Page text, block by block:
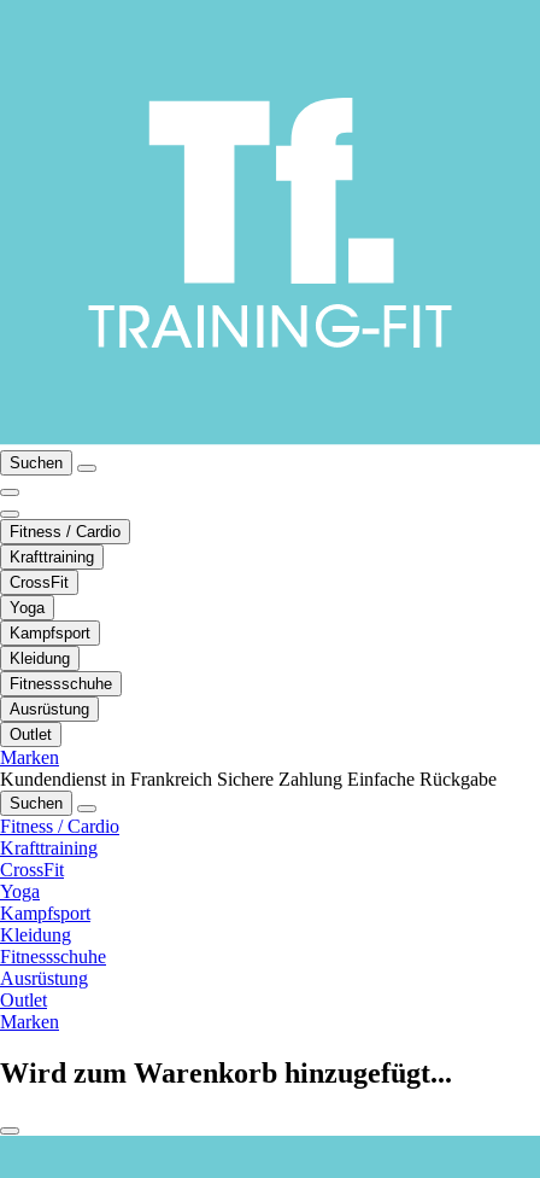
Suchen
Fitness / Cardio
Krafttraining
CrossFit
Yoga
Kampfsport
Kleidung
Fitnessschuhe
Ausrüstung
Outlet
Marken
Kundendienst in Frankreich Sichere Zahlung Einfache Rückgabe
Suchen
Fitness / Cardio
Krafttraining
CrossFit
Yoga
Kampfsport
Kleidung
Fitnessschuhe
Ausrüstung
Outlet
Marken
Wird zum Warenkorb hinzugefügt...